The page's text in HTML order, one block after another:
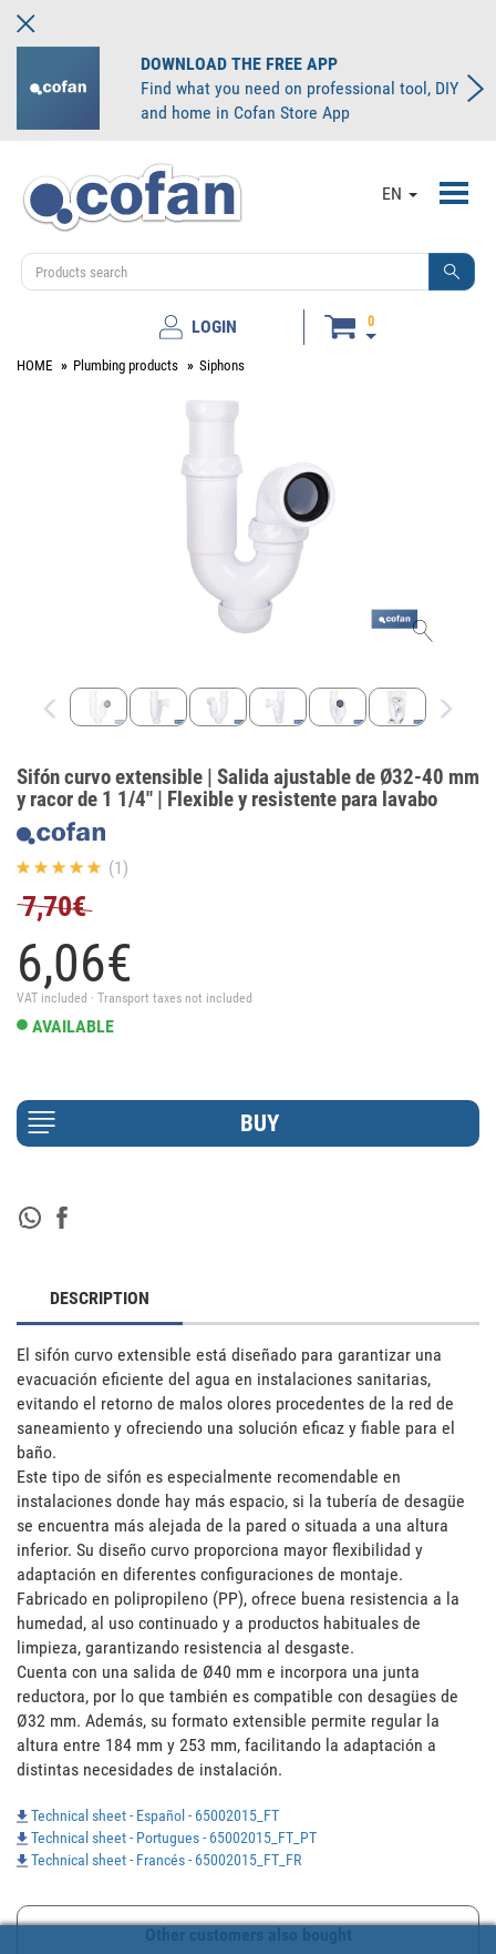
DOWNLOAD THE FREE APP
Find what you need on professional tool, DIY
and home in Cofan Store App
EN
LOGIN 0
HOME Plumbing products Siphons
Sifón curvo extensible | Salida ajustable de Ø32-40 mm
y racor de 1 1/4" | Flexible y resistente para lavabo
(1)
7,70€
6,06€
VAT included · Transport taxes not included
AVAILABLE
DESCRIPTION
El sifón curvo extensible está diseñado para garantizar una
evacuación eficiente del agua en instalaciones sanitarias,
evitando el retorno de malos olores procedentes de la red de
saneamiento y ofreciendo una solución eficaz y fiable para el
baño.
Este tipo de sifón es especialmente recomendable en
instalaciones donde hay más espacio, si la tubería de desagüe
se encuentra más alejada de la pared o situada a una altura
inferior. Su diseño curvo proporciona mayor flexibilidad y
adaptación en diferentes configuraciones de montaje.
Fabricado en polipropileno (PP), ofrece buena resistencia a la
humedad, al uso continuado y a productos habituales de
limpieza, garantizando resistencia al desgaste.
Cuenta con una salida de Ø40 mm e incorpora una junta
reductora, por lo que también es compatible con desagües de
Ø32 mm. Además, su formato extensible permite regular la
altura entre 184 mm y 253 mm, facilitando la adaptación a
distintas necesidades de instalación.
Technical sheet - Español - 65002015_FT
Technical sheet - Portugues - 65002015_FT_PT
Technical sheet - Francés - 65002015_FT_FR